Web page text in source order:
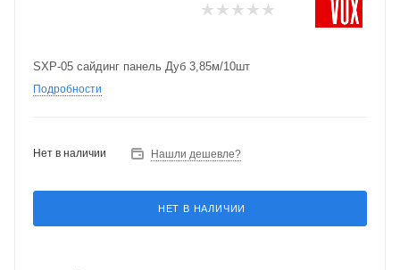
SXP-05 сайдинг панель Дуб 3,85м/10шт
Подробности
Нет в наличии Нашли дешевле?
НЕТ В НАЛИЧИИ